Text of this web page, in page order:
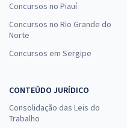
Concursos no Piauí
Concursos no Rio Grande do
Norte
Concursos em Sergipe
CONTEÚDO JURÍDICO
Consolidação das Leis do
Trabalho